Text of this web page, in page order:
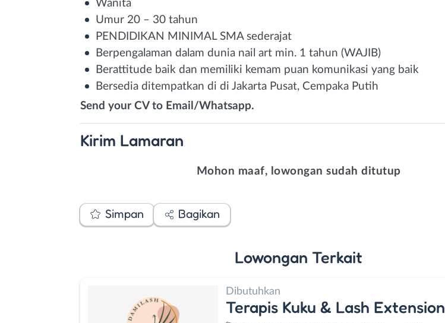
Wanita
Umur 20 – 30 tahun
PENDIDIKAN MINIMAL SMA sederajat
Berpengalaman dalam dunia nail art min. 1 tahun (WAJIB)
Berattitude baik dan memiliki kemam puan komunikasi yang baik
Bersedia ditempatkan di di Jakarta Pusat, Cempaka Putih
Send your CV to Email/Whatsapp.
Kirim Lamaran
Mohon maaf, lowongan sudah ditutup
Simpan Bagikan
Lowongan Terkait
Dibutuhkan
Terapis Kuku & Lash Extension